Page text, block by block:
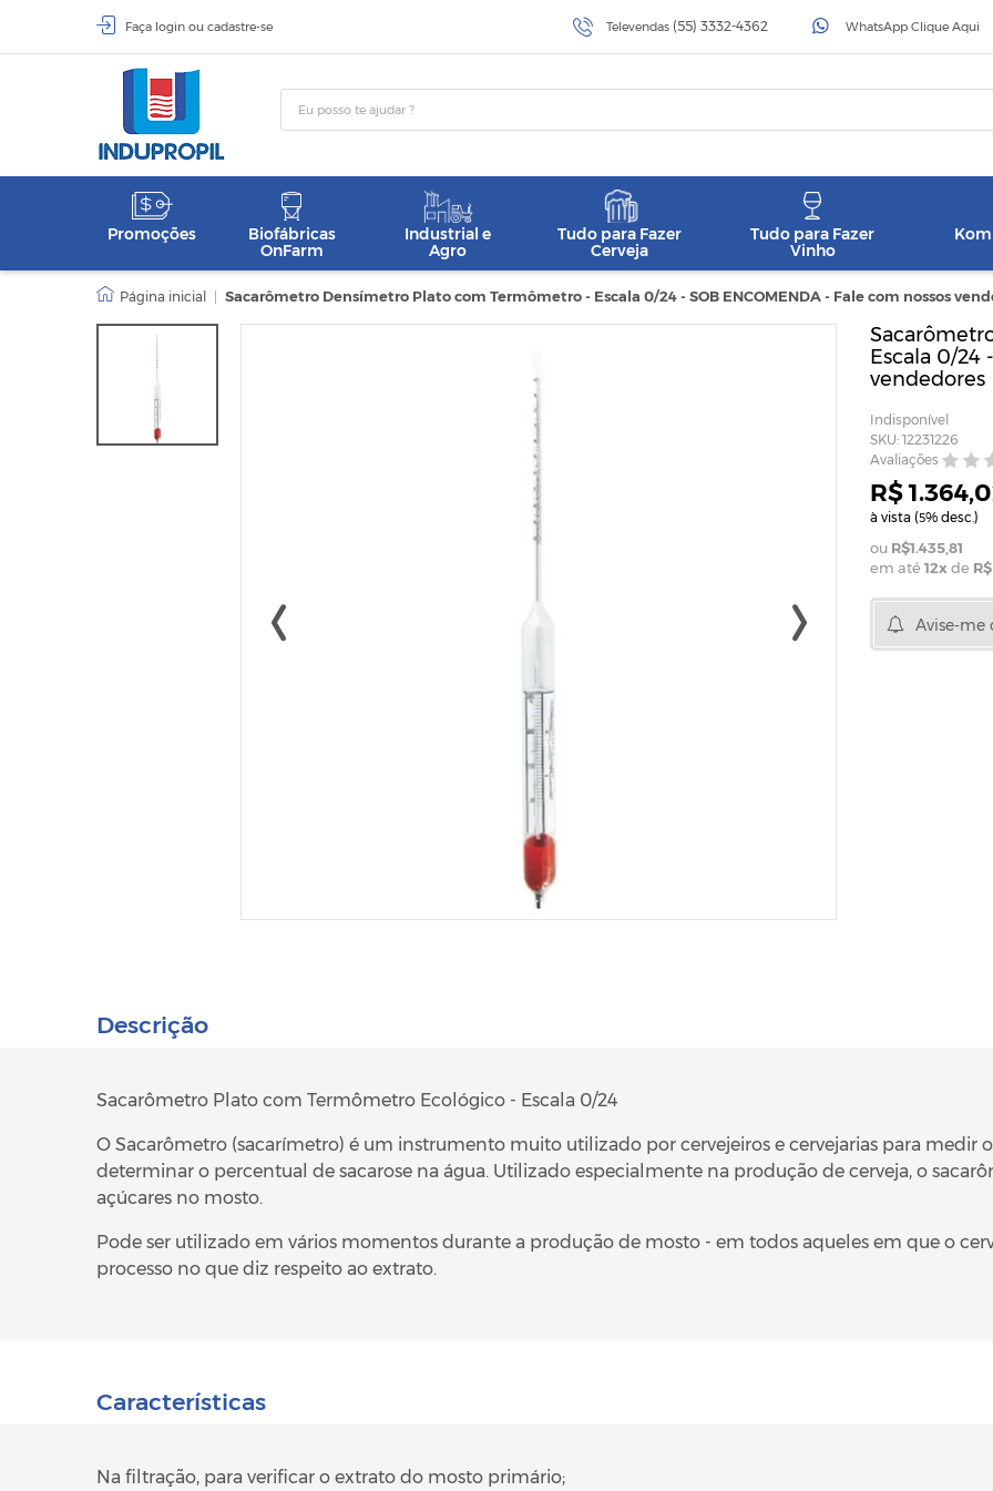
Faça login ou cadastre-se Televendas (55) 3332-4362 WhatsApp Clique Aqui
Promoções
Biofábricas
OnFarm
Industrial e
Agro
Tudo para Fazer
Cerveja
Tudo para Fazer
Vinho
Sacarômetro Densímetro Plato com Termômetro - Escala 0/24 - SOB ENCOMENDA - Fale com nossos
Escala 0/24
vendedores
Indisponível
SKU: 12231226
Avaliações
R$
à vista (5% desc.)
R$1.435,81
em até 12x de
Avise-me
Descrição
Sacarômetro Plato com Termômetro Ecológico - Escala 0/24
O Sacarômetro (sacarímetro) é um instrumento muito utilizado por cervejeiros e cervejarias para medir
determinar o percentual de sacarose na água. Utilizado especialmente na produção de cerveja, o
açúcares no mosto.
Pode ser utilizado em vários momentos durante a produção de mosto - em todos aqueles em que o
processo no que diz respeito ao extrato.
Características
Na filtração, para verificar o extrato do mosto primário;